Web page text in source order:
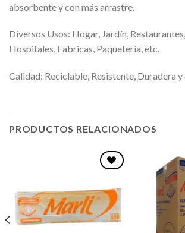
absorbente y con más arrastre.
Diversos Usos: Hogar, Jardín,
Hospitales, Fabricas, Paquetería, etc.
Calidad: Reciclable, Resistente, Duradera
PRODUCTOS RELACIONADOS
Favoritos